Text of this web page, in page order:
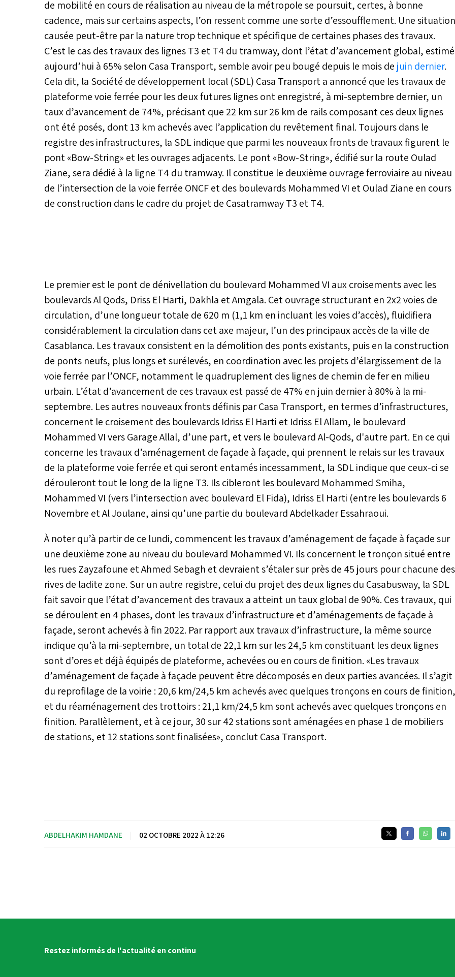
de mobilité en cours de réalisation au niveau de la métropole se poursuit, certes, à bonne
cadence, mais sur certains aspects, l’on ressent comme une sorte d’essoufflement. Une situation
causée peut-être par la nature trop technique et spécifique de certaines phases des travaux.
C’est le cas des travaux des lignes T3 et T4 du tramway, dont l’état d’avancement global, estimé
aujourd’hui à 65% selon Casa Transport, semble avoir peu bougé depuis le mois de juin dernier.
Cela dit, la Société de développement local (SDL) Casa Transport a annoncé que les travaux de
plateforme voie ferrée pour les deux futures lignes ont enregistré, à mi-septembre dernier, un
taux d’avancement de 74%, précisant que 22 km sur 26 km de rails composant ces deux lignes
ont été posés, dont 13 km achevés avec l’application du revêtement final. Toujours dans le
registre des infrastructures, la SDL indique que parmi les nouveaux fronts de travaux figurent le
pont «Bow-String» et les ouvrages adjacents. Le pont «Bow-String», édifié sur la route Oulad
Ziane, sera dédié à la ligne T4 du tramway. Il constitue le deuxième ouvrage ferroviaire au niveau
de l’intersection de la voie ferrée ONCF et des boulevards Mohammed VI et Oulad Ziane en cours
de construction dans le cadre du projet de Casatramway T3 et T4.
Le premier est le pont de dénivellation du boulevard Mohammed VI aux croisements avec les
boulevards Al Qods, Driss El Harti, Dakhla et Amgala. Cet ouvrage structurant en 2x2 voies de
circulation, d’une longueur totale de 620 m (1,1 km en incluant les voies d’accès), fluidifiera
considérablement la circulation dans cet axe majeur, l’un des principaux accès de la ville de
Casablanca. Les travaux consistent en la démolition des ponts existants, puis en la construction
de ponts neufs, plus longs et surélevés, en coordination avec les projets d’élargissement de la
voie ferrée par l’ONCF, notamment le quadruplement des lignes de chemin de fer en milieu
urbain. L’état d’avancement de ces travaux est passé de 47% en juin dernier à 80% à la mi-
septembre. Les autres nouveaux fronts définis par Casa Transport, en termes d’infrastructures,
concernent le croisement des boulevards Idriss El Harti et Idriss El Allam, le boulevard
Mohammed VI vers Garage Allal, d’une part, et vers le boulevard Al-Qods, d'autre part. En ce qui
concerne les travaux d’aménagement de façade à façade, qui prennent le relais sur les travaux
de la plateforme voie ferrée et qui seront entamés incessamment, la SDL indique que ceux-ci se
dérouleront tout le long de la ligne T3. Ils cibleront les boulevard Mohammed Smiha,
Mohammed VI (vers l’intersection avec boulevard El Fida), Idriss El Harti (entre les boulevards 6
Novembre et Al Joulane, ainsi qu’une partie du boulevard Abdelkader Essahraoui.
À noter qu’à partir de ce lundi, commencent les travaux d’aménagement de façade à façade sur
une deuxième zone au niveau du boulevard Mohammed VI. Ils concernent le tronçon situé entre
les rues Zayzafoune et Ahmed Sebagh et devraient s’étaler sur près de 45 jours pour chacune des
rives de ladite zone. Sur un autre registre, celui du projet des deux lignes du Casabusway, la SDL
fait savoir que l’état d’avancement des travaux a atteint un taux global de 90%. Ces travaux, qui
se déroulent en 4 phases, dont les travaux d’infrastructure et d’aménagements de façade à
façade, seront achevés à fin 2022. Par rapport aux travaux d’infrastructure, la même source
indique qu’à la mi-septembre, un total de 22,1 km sur les 24,5 km constituant les deux lignes
sont d’ores et déjà équipés de plateforme, achevées ou en cours de finition. «Les travaux
d’aménagement de façade à façade peuvent être décomposés en deux parties avancées. Il s’agit
du reprofilage de la voirie : 20,6 km/24,5 km achevés avec quelques tronçons en cours de finition,
et du réaménagement des trottoirs : 21,1 km/24,5 km sont achevés avec quelques tronçons en
finition. Parallèlement, et à ce jour, 30 sur 42 stations sont aménagées en phase 1 de mobiliers
de stations, et 12 stations sont finalisées», conclut Casa Transport.
ABDELHAKIM HAMDANE 02 OCTOBRE 2022 À 12:26
Restez informés de l'actualité en continu